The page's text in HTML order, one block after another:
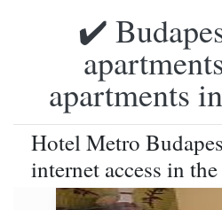
✔️
apartments
Hotel Metro
internet access in